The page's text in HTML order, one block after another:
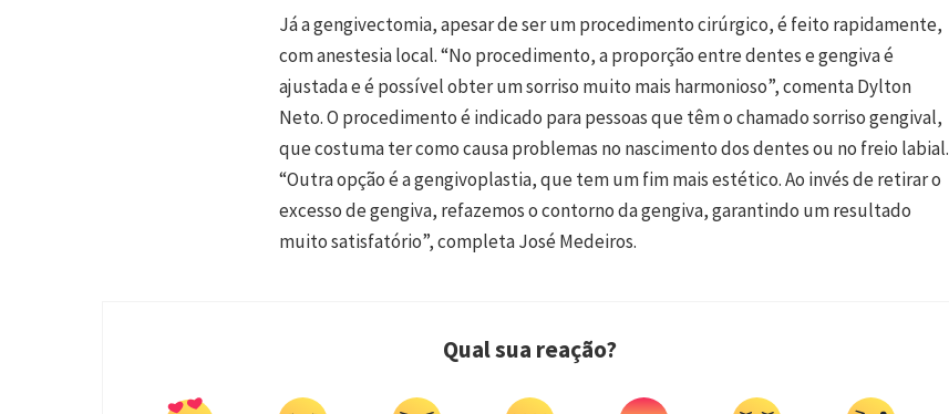
Já a gengivectomia, apesar de ser um procedimento cirúrgico, é feito rapidamente,
com anestesia local. “No procedimento, a proporção entre dentes e gengiva é
ajustada e é possível obter um sorriso muito mais harmonioso”, comenta Dylton
Neto. O procedimento é indicado para pessoas que têm o chamado sorriso gengival,
que costuma ter como causa problemas no nascimento dos dentes ou no freio labial.
“Outra opção é a gengivoplastia, que tem um fim mais estético. Ao invés de retirar o
excesso de gengiva, refazemos o contorno da gengiva, garantindo um resultado
muito satisfatório”, completa José Medeiros.
Qual sua reação?